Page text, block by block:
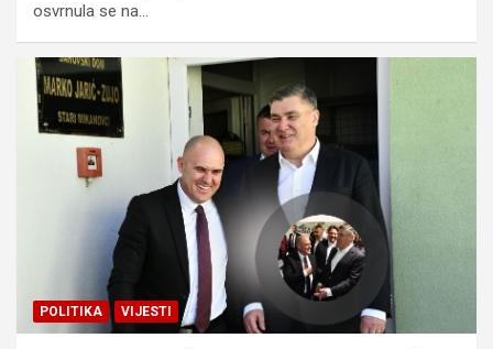
osvrnula se na…
POLITIKA VIJESTI